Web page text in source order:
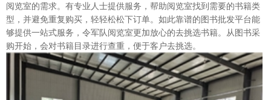
阅览室的需求。有专业人士提供服务，帮助阅览室找到需要的书籍类
型，并避免重复购买，轻轻松松下订单。如此靠谱的图书批发平台能
够提供一站式服务，令军队阅览室更加放心的去挑选书籍。从图书采
购开始，会对书籍目录进行查重，便于客户去挑选。